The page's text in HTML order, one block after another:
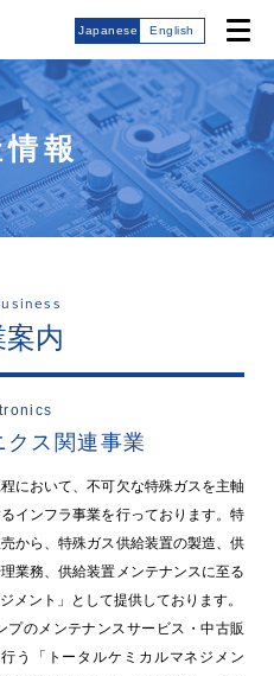
Japanese English
情報
内
クス関連事業
において、不可欠な特殊ガスを主軸
インフラ事業を行っております。特
から、特殊ガス供給装置の製造、供
業務、供給装置メンテナンスに至る
メント」として提供しております。
のメンテナンスサービス・中古販
う「トータルケミカルマネジメン